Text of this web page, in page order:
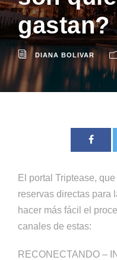
gastan?
DIANA BOLIVAR
El portal Triptease,
reservas directas para
hacer más fácil el
canales de estas:
RECONECTANDO –